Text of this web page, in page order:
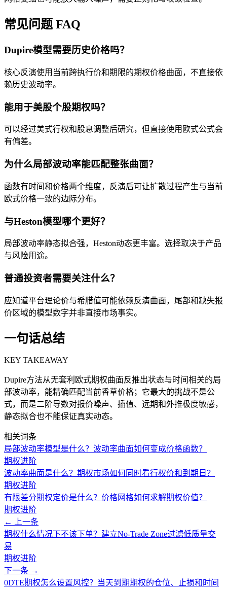
常见问题 FAQ
Dupire模型需要历史价格吗？
核心反演使用当前跨执行价和期限的期权价格曲面，不直接依
赖历史波动率。
能用于美股个股期权吗？
可以经过美式行权和股息调整后研究，但直接使用欧式公式会
有偏差。
为什么局部波动率能匹配整张曲面？
函数有时间和价格两个维度，反演后可让扩散过程产生与当前
欧式价格一致的边际分布。
与Heston模型哪个更好？
局部波动率静态拟合强，Heston动态更丰富。选择取决于产品
与风险用途。
普通投资者需要关注什么？
应知道平台理论价与希腊值可能依赖反演曲面，尾部和缺失报
价区域的模型数字并非直接市场事实。
一句话总结
KEY TAKEAWAY
Dupire方法从无套利欧式期权曲面反推出状态与时间相关的局
部波动率，能精确匹配当前香草价格；它最大的挑战不是公
式，而是二阶导数对报价噪声、插值、远期和外推极度敏感，
静态拟合也不能保证真实动态。
相关词条
局部波动率模型是什么？波动率曲面如何变成价格函数？
期权进阶
波动率曲面是什么？期权市场如何同时看行权价和到期日？
期权进阶
有限差分期权定价是什么？价格网格如何求解期权价值？
期权进阶
← 上一条
期权什么情况下不该下单？建立No-Trade Zone过滤低质量交
易
期权进阶
下一条 →
0DTE期权怎么设置风控？当天到期期权的仓位、止损和时间